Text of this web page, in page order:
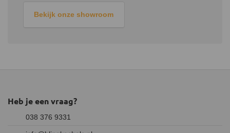
Bekijk onze showroom
Heb je een vraag?
038 376 9331